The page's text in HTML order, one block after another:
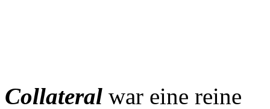
Collateral war eine reine